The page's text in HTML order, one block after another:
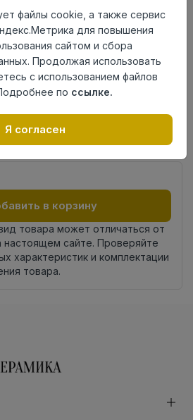
в корзину
товара может отличаться от
настоящем сайте. Проверяйте
характеристик и комплектации
товара.
файлы cookie, а также сервис
для повышения
сайтом и сбора
Продолжая использовать
с использованием файлов
по ссылке.
Я согласен